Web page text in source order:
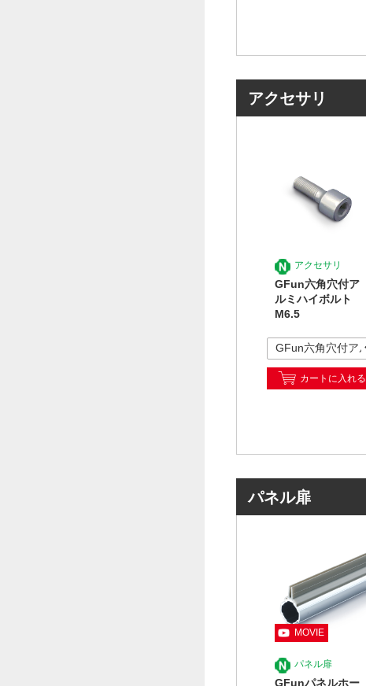
アクセサリ
アクセサリ
GFun六角穴付ア
ルミハイボルト
M6.5
カートに入れる
パネル扉
パネル扉
GFunパネルホー